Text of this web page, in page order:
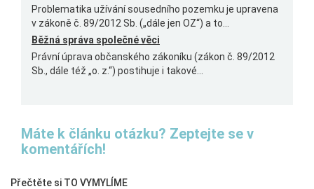
Problematika užívání sousedního pozemku je upravena
v zákoně č. 89/2012 Sb. („dále jen OZ“) a to...
Běžná správa společné věci
Právní úprava občanského zákoníku (zákon č. 89/2012
Sb., dále též „o. z.“) postihuje i takové...
Máte k článku otázku? Zeptejte se v
komentářích!
Přečtěte si TO VYMYLÍME